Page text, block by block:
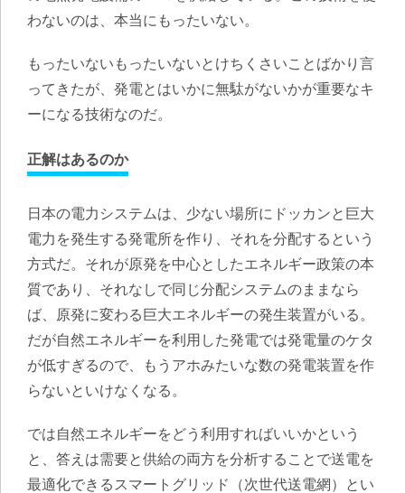
わないのは、本当にもったいない。
もったいないもったいないとけちくさいことばかり言
ってきたが、発電とはいかに無駄がないかが重要なキ
ーになる技術なのだ。
正解はあるのか
日本の電力システムは、少ない場所にドッカンと巨大
電力を発生する発電所を作り、それを分配するという
方式だ。それが原発を中心としたエネルギー政策の本
質であり、それなしで同じ分配システムのままなら
ば、原発に変わる巨大エネルギーの発生装置がいる。
だが自然エネルギーを利用した発電では発電量のケタ
が低すぎるので、もうアホみたいな数の発電装置を作
らないといけなくなる。
では自然エネルギーをどう利用すればいいかという
と、答えは需要と供給の両方を分析することで送電を
最適化できるスマートグリッド（次世代送電網）とい